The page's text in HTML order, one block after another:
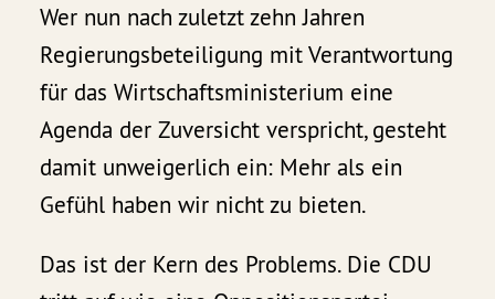
Wer nun nach zuletzt zehn Jahren
Regierungsbeteiligung mit Verantwortung
für das Wirtschaftsministerium eine
Agenda der Zuversicht verspricht, gesteht
damit unweigerlich ein: Mehr als ein
Gefühl haben wir nicht zu bieten.
Das ist der Kern des Problems. Die CDU